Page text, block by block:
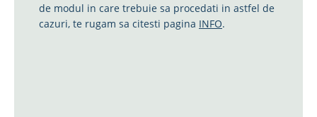
de modul in care trebuie sa procedati in astfel de
cazuri, te rugam sa citesti pagina INFO.